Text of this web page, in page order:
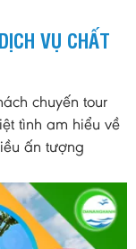
VỤ CHẤT
chuyến tour
tình am hiểu về
ấn tượng